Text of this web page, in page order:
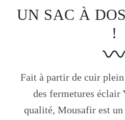
UN SAC À
!
Fait à partir de cuir
des fermetures éclair
qualité, Mousafir est un